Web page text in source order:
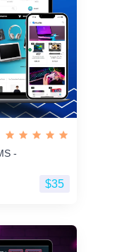
-
$35